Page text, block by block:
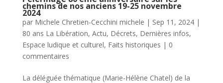
chemins de nos anciens 19-25 novembre
2024
par Michele Chretien-Cecchini michele | Sep 11, 2024|
80 ans La Libération, Actu, Décrets, Dernières infos,
Espace ludique et culturel, Faits historiques | 0
commentaires
La déléguée thématique (Marie-Hélène Chatel) de la